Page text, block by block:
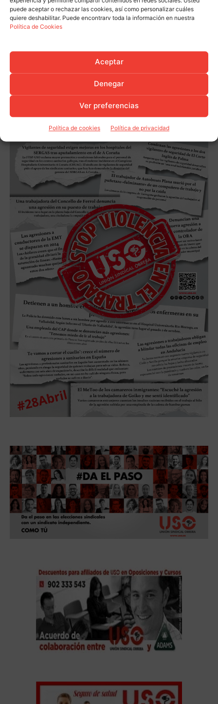
puede aceptar o rechazar las cookies, así como personalizar cuáles
quiere deshabilitar. Puede encontrarv toda la información en nuestra
Política de Cookies
Aceptar
Denegar
Ver preferencias
Política de cookies Política de privacidad